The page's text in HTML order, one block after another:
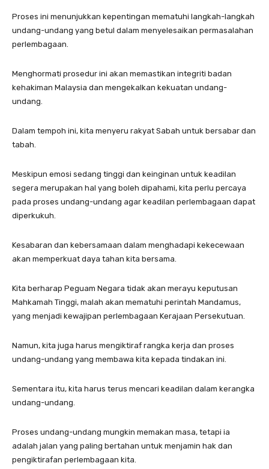
Proses ini menunjukkan kepentingan mematuhi langkah-langkah
undang-undang yang betul dalam menyelesaikan permasalahan
perlembagaan.
Menghormati prosedur ini akan memastikan integriti badan
kehakiman Malaysia dan mengekalkan kekuatan undang-
undang.
Dalam tempoh ini, kita menyeru rakyat Sabah untuk bersabar dan
tabah.
Meskipun emosi sedang tinggi dan keinginan untuk keadilan
segera merupakan hal yang boleh dipahami, kita perlu percaya
pada proses undang-undang agar keadilan perlembagaan dapat
diperkukuh.
Kesabaran dan kebersamaan dalam menghadapi kekecewaan
akan memperkuat daya tahan kita bersama.
Kita berharap Peguam Negara tidak akan merayu keputusan
Mahkamah Tinggi, malah akan mematuhi perintah Mandamus,
yang menjadi kewajipan perlembagaan Kerajaan Persekutuan.
Namun, kita juga harus mengiktiraf rangka kerja dan proses
undang-undang yang membawa kita kepada tindakan ini.
Sementara itu, kita harus terus mencari keadilan dalam kerangka
undang-undang.
Proses undang-undang mungkin memakan masa, tetapi ia
adalah jalan yang paling bertahan untuk menjamin hak dan
pengiktirafan perlembagaan kita.